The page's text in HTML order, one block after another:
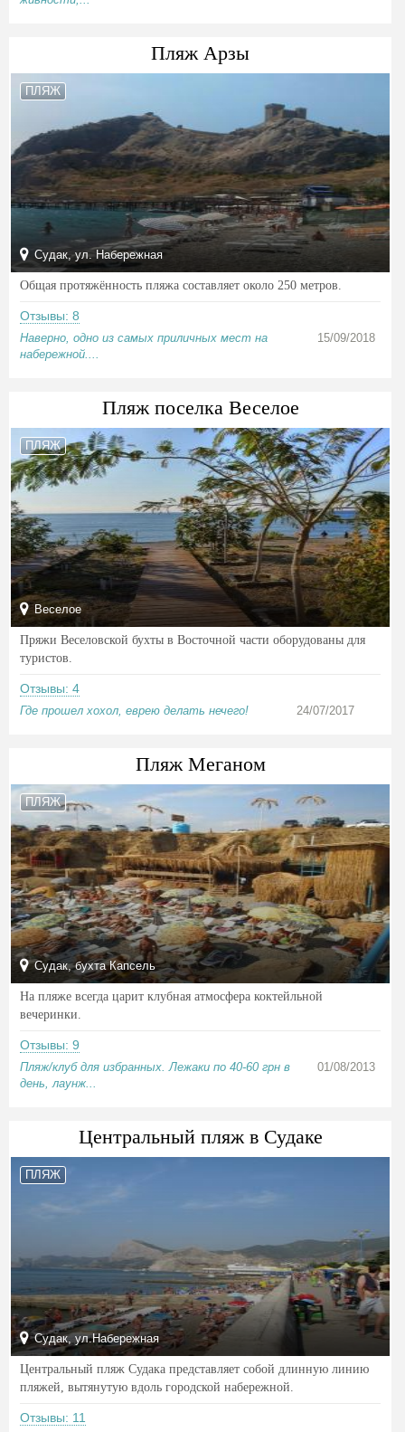
Пляж Арзы
ПЛЯЖ
Судак, ул. Набережная
Общая протяжённость пляжа составляет около 250 метров.
Отзывы: 8
Наверно, одно из самых приличных мест на
набережной....
15/09/2018
Пляж поселка Веселое
ПЛЯЖ
Веселое
Пряжи Веселовской бухты в Восточной части оборудованы для
туристов.
Отзывы: 4
Где прошел хохол, еврею делать нечего! 24/07/2017
Пляж Меганом
ПЛЯЖ
Судак, бухта Капсель
На пляже всегда царит клубная атмосфера коктейльной
вечеринки.
Отзывы: 9
Пляж/клуб для избранных. Лежаки по 40-60 грн в
день, лаунж...
01/08/2013
Центральный пляж в Судаке
ПЛЯЖ
Судак, ул.Набережная
Центральный пляж Судака представляет собой длинную линию
пляжей, вытянутую вдоль городской набережной.
Отзывы: 11